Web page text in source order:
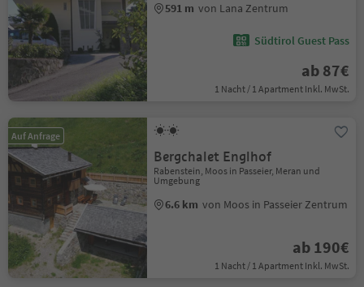
591 m von Lana Zentrum
Südtirol Guest Pass
ab 87€
1 Nacht / 1 Apartment Inkl. MwSt.
Auf Anfrage
Bergchalet Englhof
Rabenstein, Moos in Passeier, Meran und
Umgebung
6.6 km von Moos in Passeier Zentrum
ab 190€
1 Nacht / 1 Apartment Inkl. MwSt.